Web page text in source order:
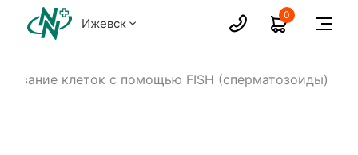
Ижевск
0
клеток с помощью FISH (сперматозоиды)